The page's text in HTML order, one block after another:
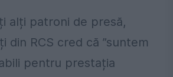
alți patroni de presă,
din RCS cred că ”suntem
pentru prestația